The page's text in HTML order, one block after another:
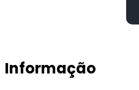
Informação